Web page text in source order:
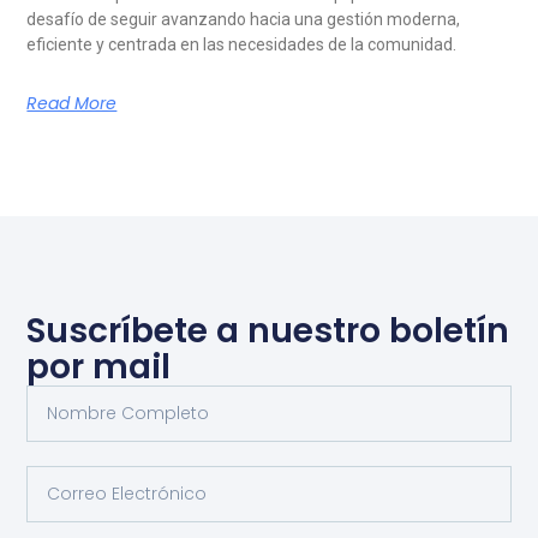
desafío de seguir avanzando hacia una gestión moderna,
eficiente y centrada en las necesidades de la comunidad.
Read More
Suscríbete a nuestro boletín
por mail